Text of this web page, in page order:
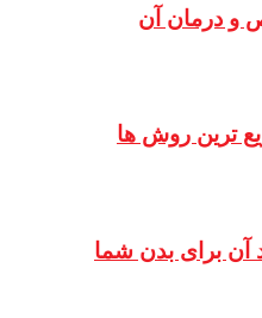
و درمان آن
ترین روش ها
آن برای بدن شما